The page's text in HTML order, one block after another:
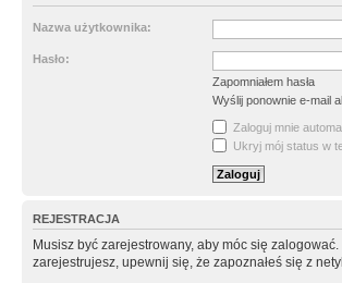
Nazwa użytkownika:
Hasło:
Zapomniałem hasła
Wyślij ponownie e-mail
Zaloguj mnie
Ukryj mój status w
REJESTRACJA
Musisz być zarejestrowany, aby móc się
zarejestrujesz, upewnij się, że zapoznałeś się z